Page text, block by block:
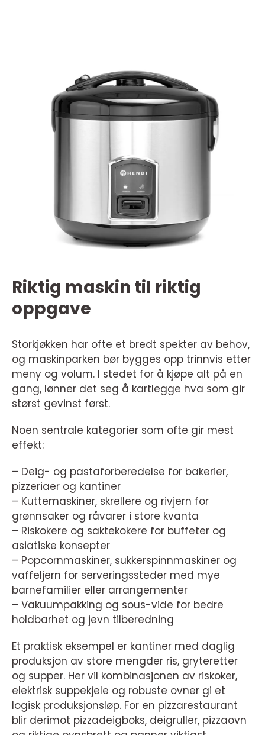
Riktig maskin til riktig
oppgave
Storkjøkken har ofte et bredt spekter av behov,
og maskinparken bør bygges opp trinnvis etter
meny og volum. I stedet for å kjøpe alt på en
gang, lønner det seg å kartlegge hva som gir
størst gevinst først.
Noen sentrale kategorier som ofte gir mest
effekt:
– Deig- og pastaforberedelse for bakerier,
pizzeriaer og kantiner
– Kuttemaskiner, skrellere og rivjern for
grønnsaker og råvarer i store kvanta
– Riskokere og saktekokere for buffeter og
asiatiske konsepter
– Popcornmaskiner, sukkerspinnmaskiner og
vaffeljern for serveringssteder med mye
barnefamilier eller arrangementer
– Vakuumpakking og sous-vide for bedre
holdbarhet og jevn tilberedning
Et praktisk eksempel er kantiner med daglig
produksjon av store mengder ris, gryteretter
og supper. Her vil kombinasjonen av riskoker,
elektrisk suppekjele og robuste ovner gi et
logisk produksjonsløp. For en pizzarestaurant
blir derimot pizzadeigboks, deigruller, pizzaovn